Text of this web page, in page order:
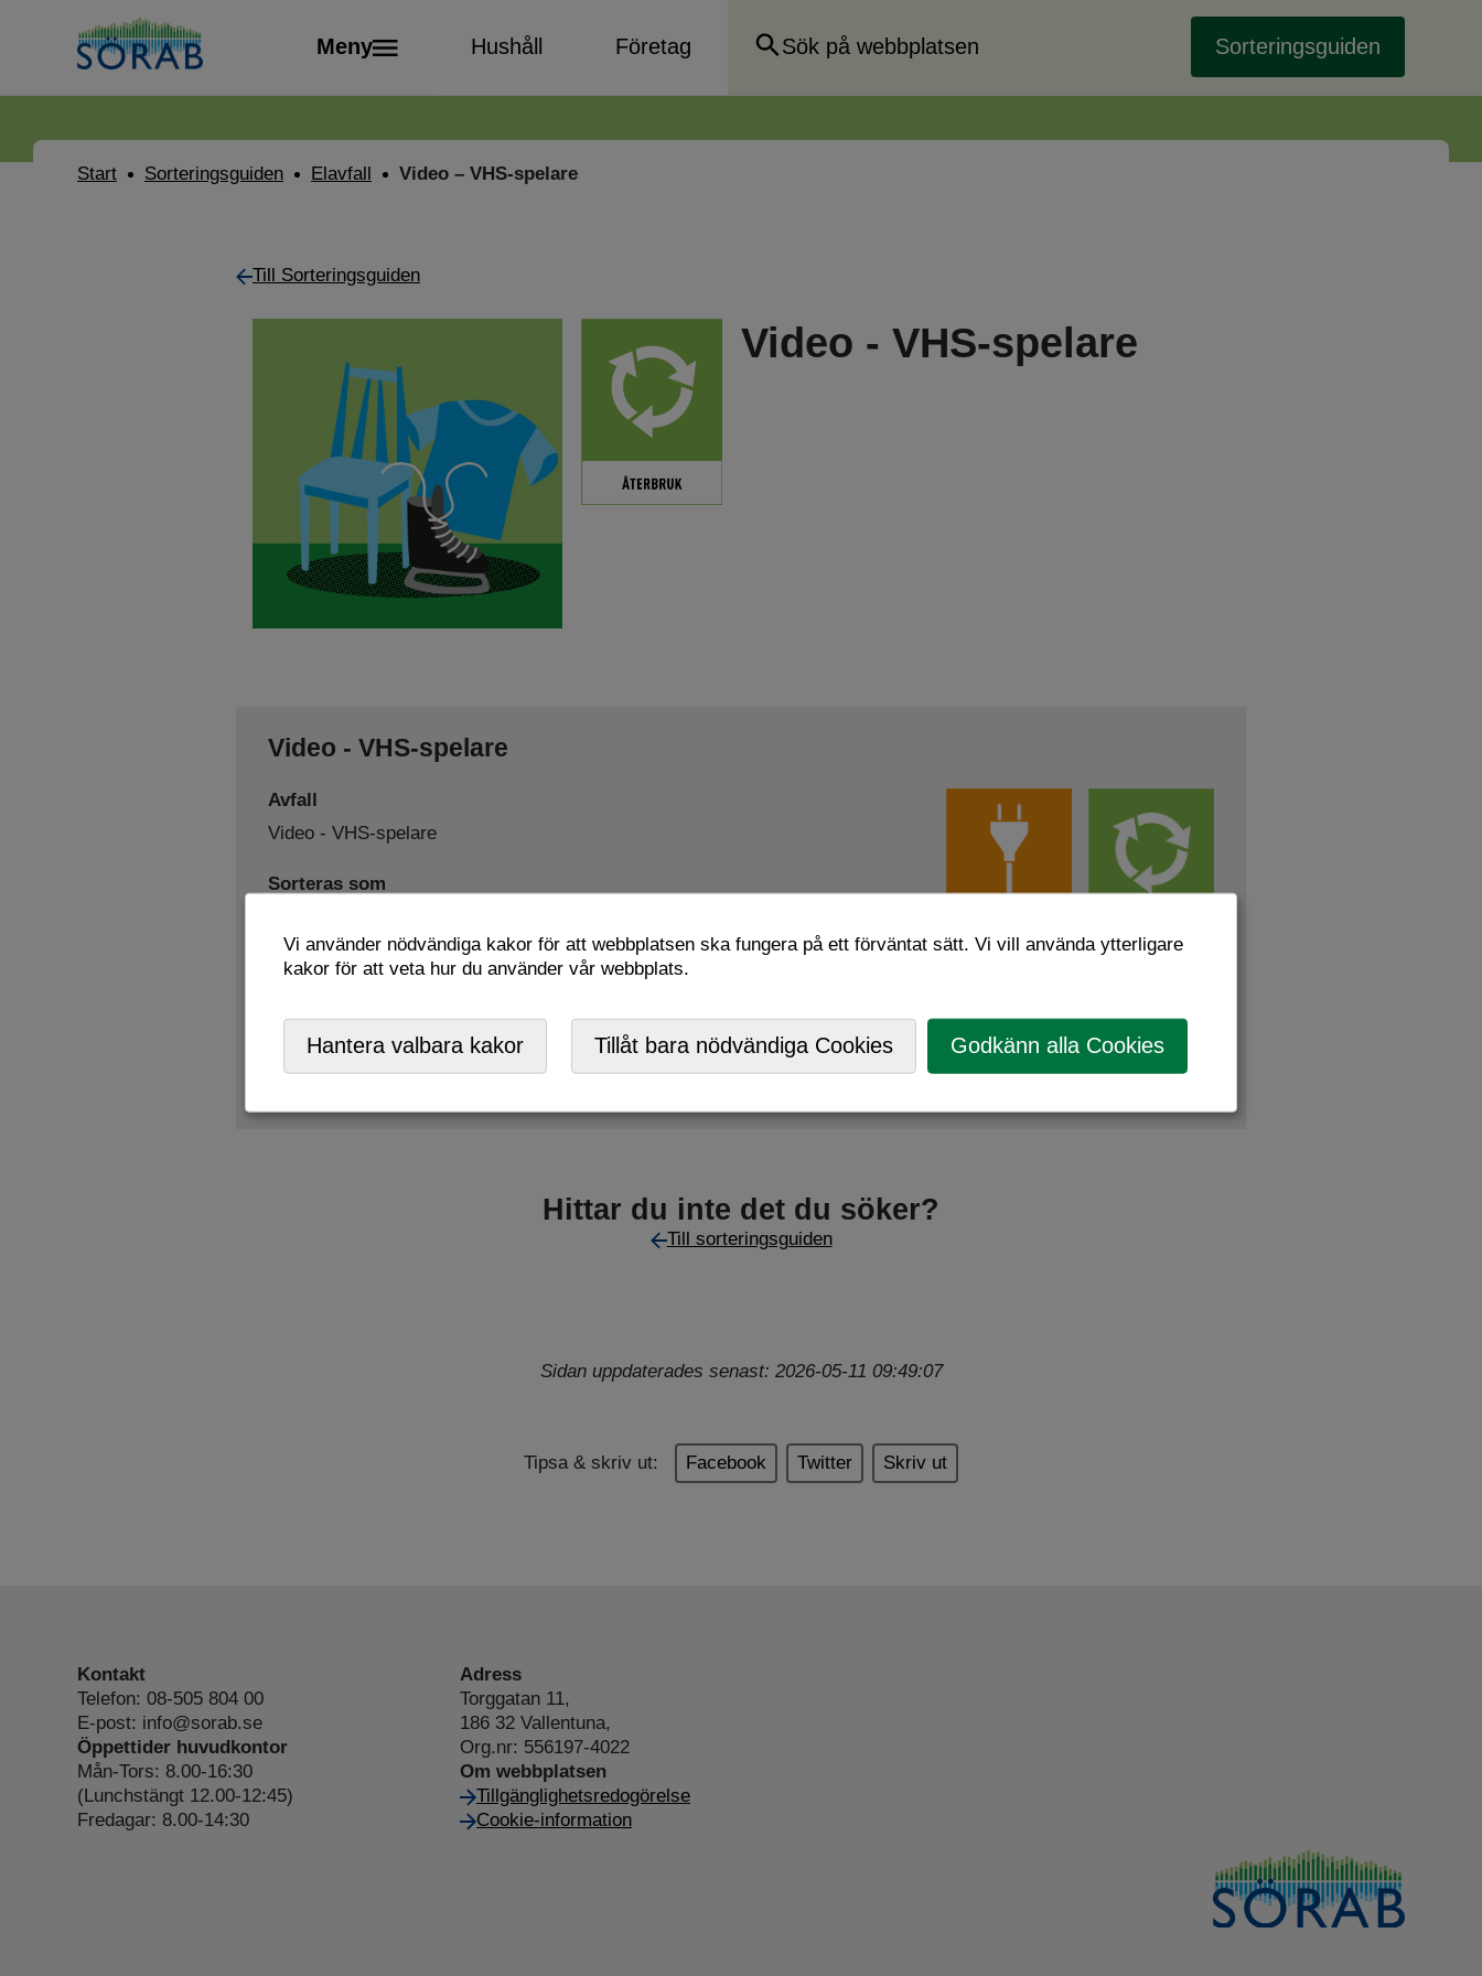
Meny Hushåll Företag Sorteringsguiden
Start Sorteringsguiden Elavfall Video – VHS-spelare
Till Sorteringsguiden
Video - VHS-spelare
Video - VHS-spelare
Avfall
Video - VHS-spelare
Sorteras som
Lämnas här
Hittar du inte det du söker?
Till sorteringsguiden
Sidan uppdaterades senast: 2026-05-11 09:49:07
Tipsa & skriv ut: Facebook Twitter Skriv ut
Kontakt
Telefon: 08-505 804 00
E-post: info@sorab.se
Öppettider huvudkontor
Mån-Tors: 8.00-16:30
(Lunchstängt 12.00-12:45)
Fredagar: 8.00-14:30
Adress
Torggatan 11,
186 32 Vallentuna,
Org.nr: 556197-4022
Om webbplatsen
Tillgänglighetsredogörelse
Cookie-information
Vi använder nödvändiga kakor för att webbplatsen ska fungera på ett förväntat sätt. Vi vill använda ytterligare
kakor för att veta hur du använder vår webbplats.
Hantera valbara kakor Tillåt bara nödvändiga Cookies Godkänn alla Cookies